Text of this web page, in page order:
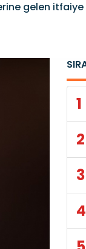
gelen
1
2
3
4